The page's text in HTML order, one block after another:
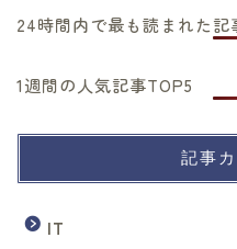
24時間内で最も読まれた記
1週間の人気記事TOP5
記事
IT